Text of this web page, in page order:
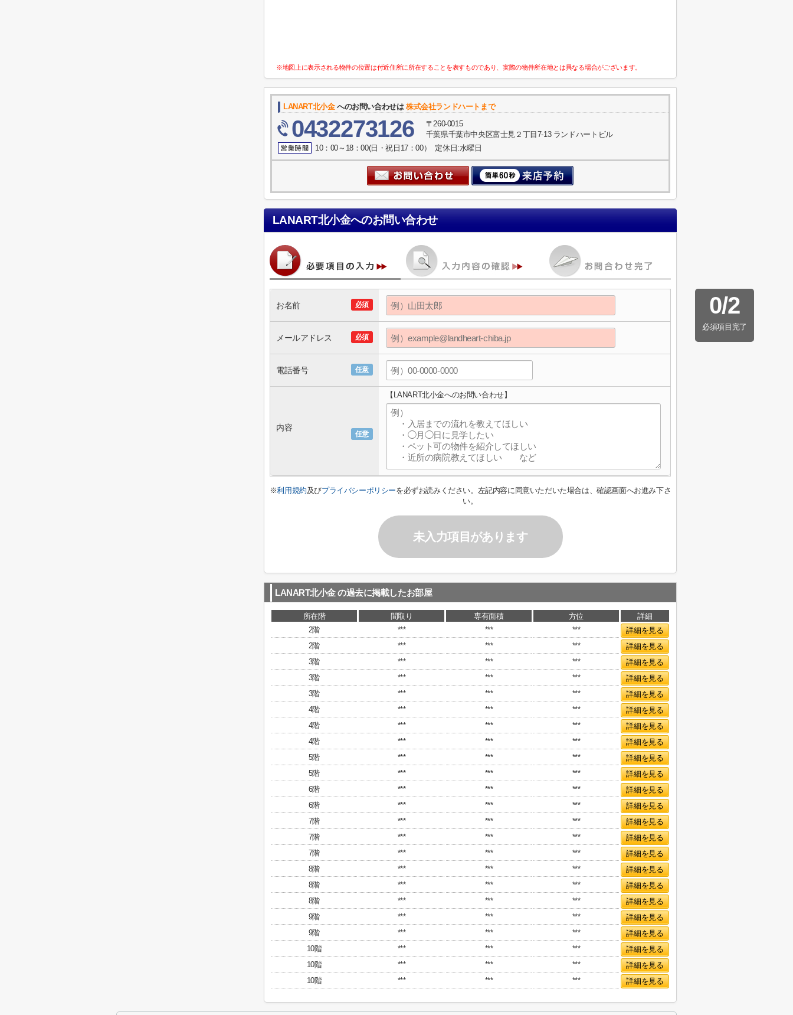
※地図上に表示される物件の位置は付近住所に所在することを表すものであり、実際の物件所在地とは異なる場合がございます。
LANART北小金へのお問い合わせは株式会社ランドハートまで
0432273126
〒260-0015
千葉県千葉市中央区富士見２丁目7-13 ランドハートビル
10：00～18：00(日・祝日17：00） 定休日:水曜日
LANART北小金へのお問い合わせ
0/2
必須項目完了
必須
お名前
必須
メールアドレス
任意
電話番号
任意
内容
【LANART北小金へのお問い合わせ】
※利用規約及びプライバシーポリシーを必ずお読みください。左記内容に同意いただいた場合は、確認画面へお進み下さ
い。
未入力項目があります
LANART北小金の過去に掲載したお部屋
所在階 間取り 専有面積 方位
詳細
2階
*** *** ***
詳細を見る
2階
*** *** ***
詳細を見る
3階
*** *** ***
詳細を見る
3階
*** *** ***
詳細を見る
3階
*** *** ***
詳細を見る
4階
*** *** ***
詳細を見る
4階
*** *** ***
詳細を見る
4階
*** *** ***
詳細を見る
5階
*** *** ***
詳細を見る
5階
*** *** ***
詳細を見る
6階
*** *** ***
詳細を見る
6階
*** *** ***
詳細を見る
7階
*** *** ***
詳細を見る
7階
*** *** ***
詳細を見る
7階
*** *** ***
詳細を見る
8階
*** *** ***
詳細を見る
8階
*** *** ***
詳細を見る
8階
*** *** ***
詳細を見る
9階
*** *** ***
詳細を見る
9階
*** *** ***
詳細を見る
10階
*** *** ***
詳細を見る
10階
*** *** ***
詳細を見る
10階
*** *** *** 詳細を見る